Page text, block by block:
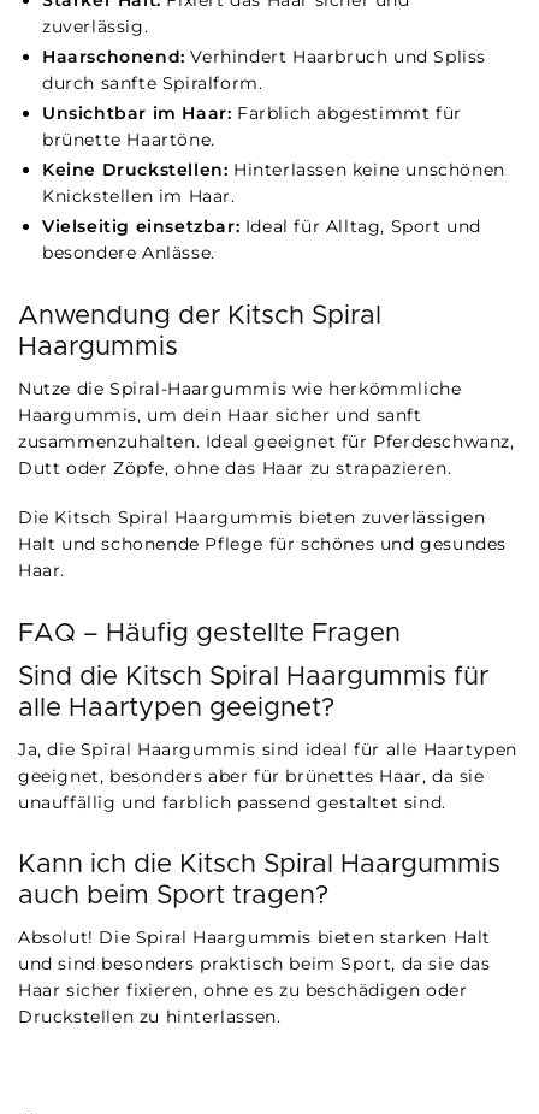
zuverlässig.
Haarschonend: Verhindert Haarbruch und Spliss
durch sanfte Spiralform.
Unsichtbar im Haar: Farblich abgestimmt für
brünette Haartöne.
Keine Druckstellen: Hinterlassen keine unschönen
Knickstellen im Haar.
Vielseitig einsetzbar: Ideal für Alltag, Sport und
besondere Anlässe.
Anwendung der Kitsch Spiral
Haargummis
Nutze die Spiral-Haargummis wie herkömmliche
Haargummis, um dein Haar sicher und sanft
zusammenzuhalten. Ideal geeignet für Pferdeschwanz,
Dutt oder Zöpfe, ohne das Haar zu strapazieren.
Die Kitsch Spiral Haargummis bieten zuverlässigen
Halt und schonende Pflege für schönes und gesundes
Haar.
FAQ – Häufig gestellte Fragen
Sind die Kitsch Spiral Haargummis für
alle Haartypen geeignet?
Ja, die Spiral Haargummis sind ideal für alle Haartypen
geeignet, besonders aber für brünettes Haar, da sie
unauffällig und farblich passend gestaltet sind.
Kann ich die Kitsch Spiral Haargummis
auch beim Sport tragen?
Absolut! Die Spiral Haargummis bieten starken Halt
und sind besonders praktisch beim Sport, da sie das
Haar sicher fixieren, ohne es zu beschädigen oder
Druckstellen zu hinterlassen.